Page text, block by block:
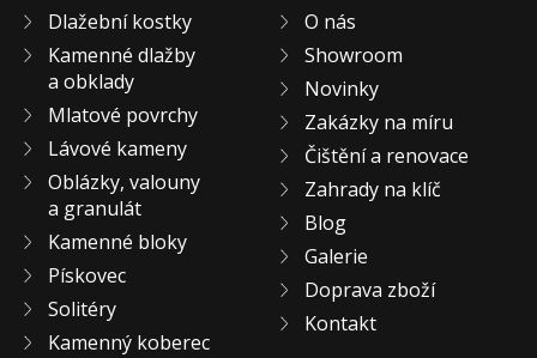
ZAKÁZKY NA MÍRU
VÝPRODEJ
NOVINKY
BLOG
KONTAKT
Dlažební kostky
Kamenné dlažby
a obklady
Mlatové povrchy
Lávové kameny
Oblázky, valouny
a granulát
Kamenné bloky
Pískovec
Solitéry
Kamenný koberec
O nás
Showroom
Novinky
Zakázky na míru
Čištění a renovace
Zahrady na klíč
Blog
Galerie
Doprava zboží
Kontakt